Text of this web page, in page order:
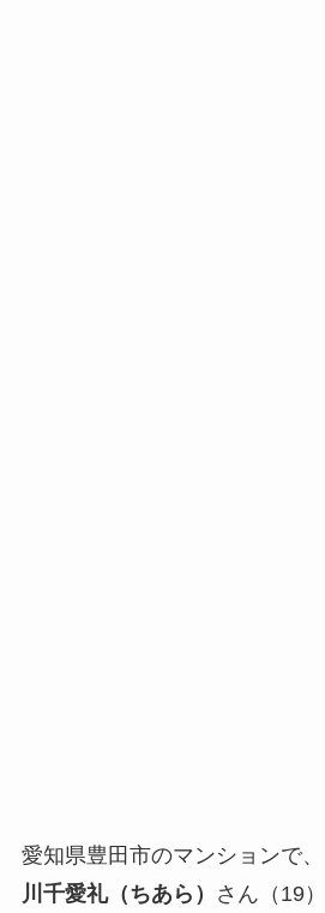
愛知県豊田市のマンションで
川千愛礼（ちあら）
さん（19